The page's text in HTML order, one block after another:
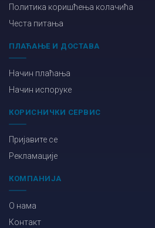
Политика коришћења колачића
Честа питања
ПЛАЋАЊЕ И ДОСТАВА
Начин плаћања
Начин испоруке
КОРИСНИЧКИ СЕРВИС
Пријавите се
Рекламације
КОМПАНИЈА
О нама
Контакт